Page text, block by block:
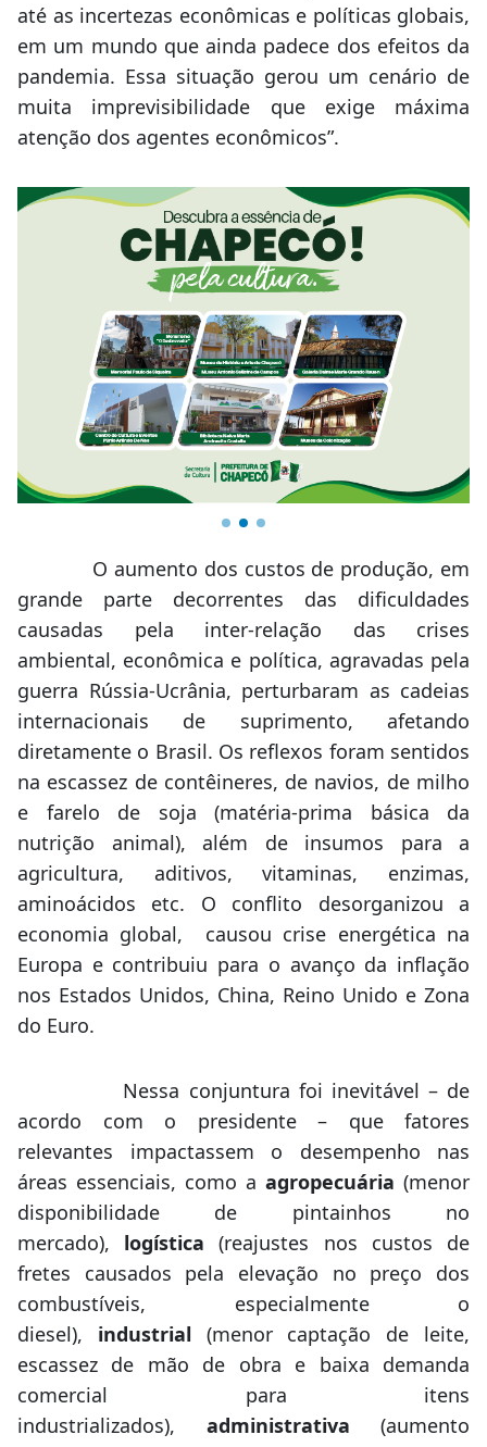
até as incertezas econômicas e políticas globais,
em um mundo que ainda padece dos efeitos da
pandemia. Essa situação gerou um cenário de
muita imprevisibilidade que exige máxima
atenção dos agentes econômicos”.
O aumento dos custos de produção, em
grande parte decorrentes das dificuldades
causadas pela inter-relação das crises
ambiental, econômica e política, agravadas pela
guerra Rússia-Ucrânia, perturbaram as cadeias
internacionais de suprimento, afetando
diretamente o Brasil. Os reflexos foram sentidos
na escassez de contêineres, de navios, de milho
e farelo de soja (matéria-prima básica da
nutrição animal), além de insumos para a
agricultura, aditivos, vitaminas, enzimas,
aminoácidos etc. O conflito desorganizou a
economia global, causou crise energética na
Europa e contribuiu para o avanço da inflação
nos Estados Unidos, China, Reino Unido e Zona
do Euro.
Nessa conjuntura foi inevitável – de
acordo com o presidente – que fatores
relevantes impactassem o desempenho nas
áreas essenciais, como a agropecuária (menor
disponibilidade de pintainhos no
mercado), logística (reajustes nos custos de
fretes causados pela elevação no preço dos
combustíveis, especialmente o
diesel), industrial (menor captação de leite,
escassez de mão de obra e baixa demanda
comercial para itens
industrializados), administrativa (aumento